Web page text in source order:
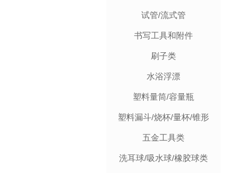
试管/流式管
书写工具和附件
刷子类
水浴浮漂
塑料量筒/容量瓶
塑料漏斗/烧杯/量杯/锥形
五金工具类
洗耳球/吸水球/橡胶球类